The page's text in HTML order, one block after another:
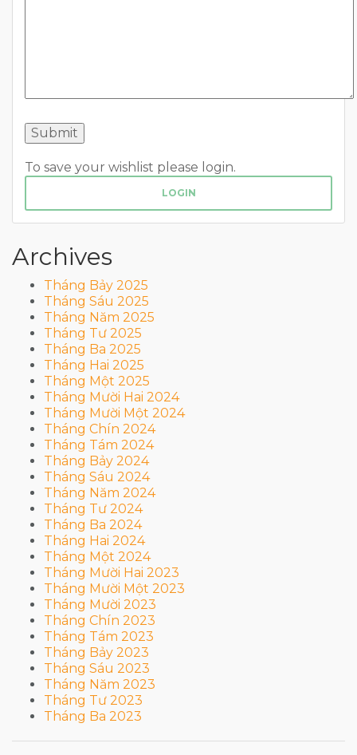
To save your wishlist please login.
LOGIN
Archives
Tháng Bảy 2025
Tháng Sáu 2025
Tháng Năm 2025
Tháng Tư 2025
Tháng Ba 2025
Tháng Hai 2025
Tháng Một 2025
Tháng Mười Hai 2024
Tháng Mười Một 2024
Tháng Chín 2024
Tháng Tám 2024
Tháng Bảy 2024
Tháng Sáu 2024
Tháng Năm 2024
Tháng Tư 2024
Tháng Ba 2024
Tháng Hai 2024
Tháng Một 2024
Tháng Mười Hai 2023
Tháng Mười Một 2023
Tháng Mười 2023
Tháng Chín 2023
Tháng Tám 2023
Tháng Bảy 2023
Tháng Sáu 2023
Tháng Năm 2023
Tháng Tư 2023
Tháng Ba 2023